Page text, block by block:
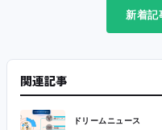
新着記
関連記事
ドリームニュース